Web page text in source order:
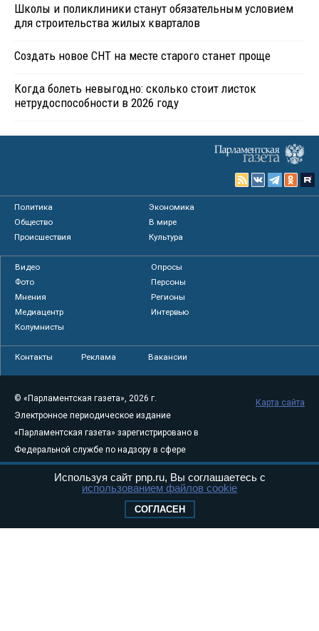
Школы и поликлиники станут обязательным условием
для строительства жилых кварталов
Создать новое СНТ на месте старого станет проще
Когда болеть невыгодно: сколько стоит листок
нетрудоспособности в 2026 году
Политика
Экономика
Общество
В мире
Происшествия
Культура
Видео
Опросы
Фото
Персоны
Мнения
Регионы
Медиацентр
Интервью
Колумнисты
Контакты Реклама Вакансии
© «Парламентская газета», 2026 г.
Электронное периодическое издание
«Парламентская газета» зарегистрировано в
Федеральной службе по надзору в сфере
связи, информационных технологий и
массовых коммуникаций (Роскомнадзор) 05
Свидетельство о регистрации Эл № ФС77-
Карта сайта
Используя сайт pnp.ru, Вы соглашаетесь с
использованием файлов cookie
СОГЛАСЕН